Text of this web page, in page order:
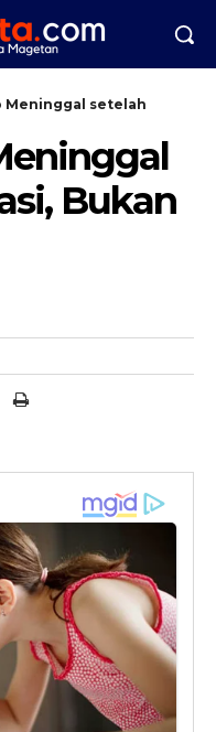
Meninggal setelah
Bukan